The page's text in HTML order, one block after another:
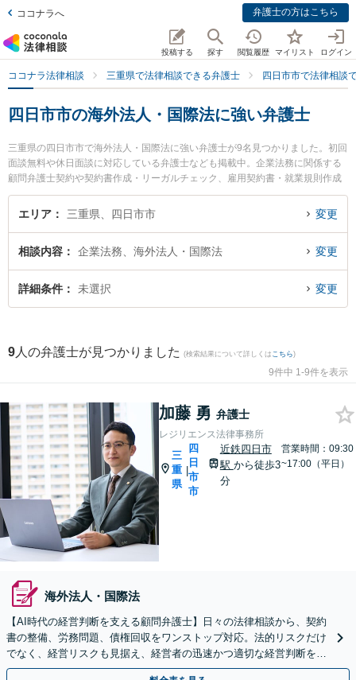
ココナラへ 弁護士の方はこちら
投稿する 探す 閲覧履歴 マイリスト ログイン
ココナラ法律相談 三重県で法律相談できる弁護士 四日市市で法律相談
四日市市の海外法人・国際法に強い弁護士
三重県の四日市市で海外法人・国際法に強い弁護士が9名見つかりました。初回
面談無料や休日面談に対応している弁護士なども掲載中。企業法務に関係する
顧問弁護士契約や契約書作成・リーガルチェック、雇用契約書・就業規則作成
等の細かな分野での絞り込み検索もでき便利です。特にレジリエンス法律事務
所の加藤 勇弁護士や杉岡法律事務所の杉岡 弘章弁護士、四日市SG法律事務所
ぐに弁護士に相談したい』『海外法人・国際法のトラブル解決の実績豊富な近
くの弁護士を検索したい』『初回相談無料で海外法人・国際法を法律相談でき
る四日市市内の弁護士に相談予約したい』などでお困りの相談者さんにおすす
エリア 三重県、四日市市 変更
相談内容 企業法務、海外法人・国際法 変更
詳細条件 未選択 変更
9 人の弁護士が見つかりました (検索結果について詳しくは こちら)
9件中 1-9件を表示
加藤 勇 弁護士
レジリエンス法律事務所
三
重
県
|
四
日
市
市
近鉄四日市
駅 から徒歩3
分
営業時間：09:30
~17:00（平日）
海外法人・国際法
【AI時代の経営判断を支える顧問弁護士】日々の法律相談から、契約
書の整備、労務問題、債権回収をワンストップ対応。法的リスクだけ
でなく、経営リスクも見据え、経営者の迅速かつ適切な経営判断を法
務面からサポートします。